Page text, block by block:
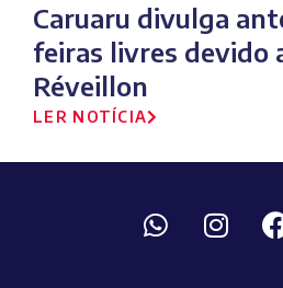
Caruaru divulga
feiras livres devido
Réveillon
LER NOTÍCIA